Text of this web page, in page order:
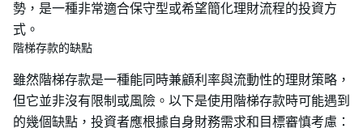
勢，是一種非常適合保守型或希望簡化理財流程的投資方
式。
階梯存款的缺點
雖然階梯存款是一種能同時兼顧利率與流動性的理財策略，
但它並非沒有限制或風險。以下是使用階梯存款時可能遇到
的幾個缺點，投資者應根據自身財務需求和目標審慎考慮：